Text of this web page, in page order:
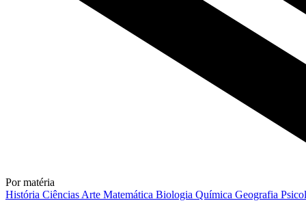
Por matéria
História Ciências Arte Matemática Biologia Química Geografia